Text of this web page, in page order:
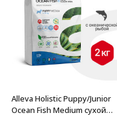
Alleva Holistic Puppy/Junior
Ocean Fish Medium сухой